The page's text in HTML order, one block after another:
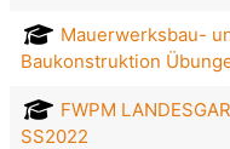
Mauerwerksbau-
Baukonstruktion
FWPM
SS2022